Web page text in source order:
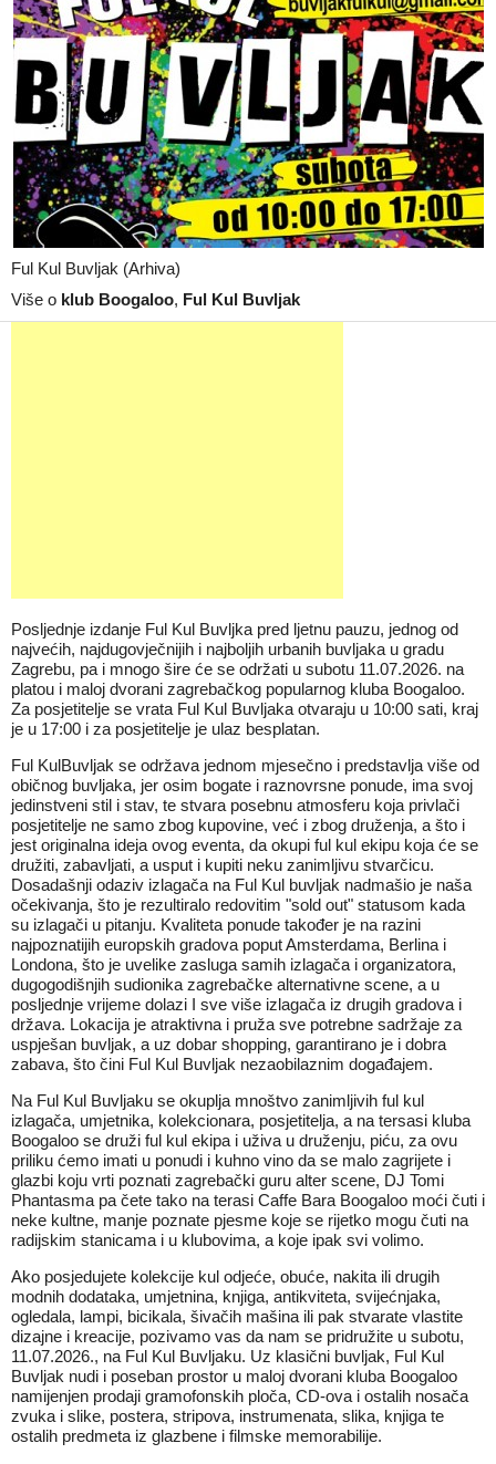
Ful Kul Buvljak (Arhiva)
Više o klub Boogaloo, Ful Kul Buvljak
Posljednje izdanje Ful Kul Buvljka pred ljetnu pauzu, jednog od
najvećih, najdugovječnijih i najboljih urbanih buvljaka u gradu
Zagrebu, pa i mnogo šire će se održati u subotu 11.07.2026. na
platou i maloj dvorani zagrebačkog popularnog kluba Boogaloo.
Za posjetitelje se vrata Ful Kul Buvljaka otvaraju u 10:00 sati, kraj
je u 17:00 i za posjetitelje je ulaz besplatan.
Ful KulBuvljak se održava jednom mjesečno i predstavlja više od
običnog buvljaka, jer osim bogate i raznovrsne ponude, ima svoj
jedinstveni stil i stav, te stvara posebnu atmosferu koja privlači
posjetitelje ne samo zbog kupovine, već i zbog druženja, a što i
jest originalna ideja ovog eventa, da okupi ful kul ekipu koja će se
družiti, zabavljati, a usput i kupiti neku zanimljivu stvarčicu.
Dosadašnji odaziv izlagača na Ful Kul buvljak nadmašio je naša
očekivanja, što je rezultiralo redovitim "sold out" statusom kada
su izlagači u pitanju. Kvaliteta ponude također je na razini
najpoznatijih europskih gradova poput Amsterdama, Berlina i
Londona, što je uvelike zasluga samih izlagača i organizatora,
dugogodišnjih sudionika zagrebačke alternativne scene, a u
posljednje vrijeme dolazi I sve više izlagača iz drugih gradova i
država. Lokacija je atraktivna i pruža sve potrebne sadržaje za
uspješan buvljak, a uz dobar shopping, garantirano je i dobra
zabava, što čini Ful Kul Buvljak nezaobilaznim događajem.
Na Ful Kul Buvljaku se okuplja mnoštvo zanimljivih ful kul
izlagača, umjetnika, kolekcionara, posjetitelja, a na tersasi kluba
Boogaloo se druži ful kul ekipa i uživa u druženju, piću, za ovu
priliku ćemo imati u ponudi i kuhno vino da se malo zagrijete i
glazbi koju vrti poznati zagrebački guru alter scene, DJ Tomi
Phantasma pa čete tako na terasi Caffe Bara Boogaloo moći čuti i
neke kultne, manje poznate pjesme koje se rijetko mogu čuti na
radijskim stanicama i u klubovima, a koje ipak svi volimo.
Ako posjedujete kolekcije kul odjeće, obuće, nakita ili drugih
modnih dodataka, umjetnina, knjiga, antikviteta, svijećnjaka,
ogledala, lampi, bicikala, šivačih mašina ili pak stvarate vlastite
dizajne i kreacije, pozivamo vas da nam se pridružite u subotu,
11.07.2026., na Ful Kul Buvljaku. Uz klasični buvljak, Ful Kul
Buvljak nudi i poseban prostor u maloj dvorani kluba Boogaloo
namijenjen prodaji gramofonskih ploča, CD-ova i ostalih nosača
zvuka i slike, postera, stripova, instrumenata, slika, knjiga te
ostalih predmeta iz glazbene i filmske memorabilije.